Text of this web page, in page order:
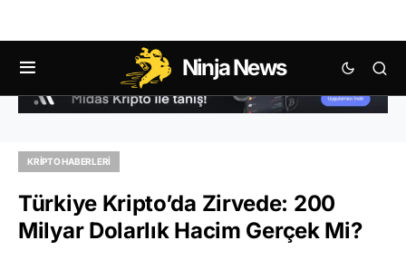
Ninja News
KRIPTO HABERLERI
Türkiye Kripto’da Zirvede: 200
Milyar Dolarlık Hacim Gerçek Mi?